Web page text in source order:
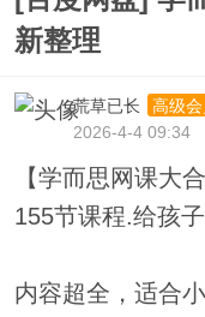
新整理
荒草已长
高级会
2026-4-4 09:34
【学而思网课大
155节课程.给孩
内容超全，适合